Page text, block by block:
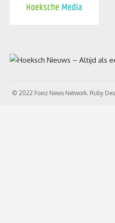
© 2022 Foxiz News Network. Ruby